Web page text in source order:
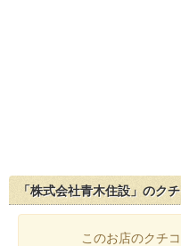
「株式会社青木住設」のク
このお店のクチ